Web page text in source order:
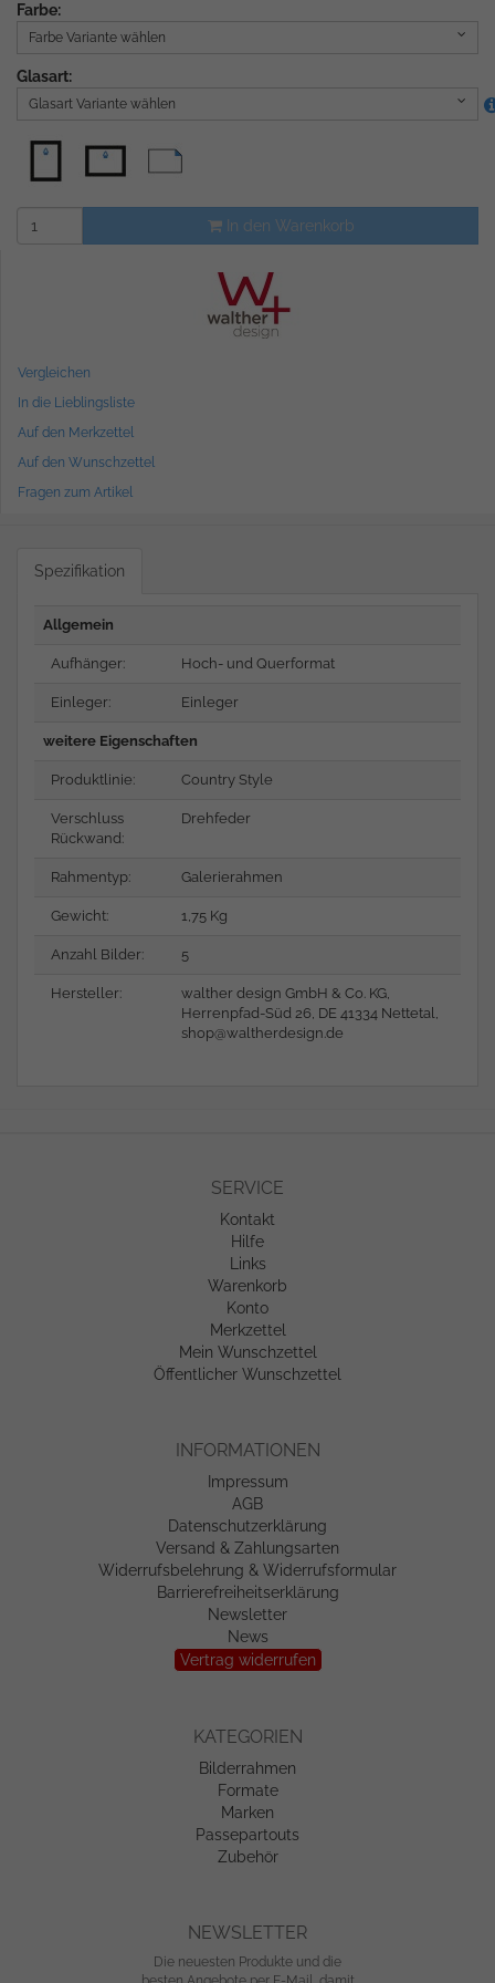
Farbe:
Farbe Variante wählen
Glasart:
Glasart Variante wählen
In den Warenkorb
Vergleichen
In die Lieblingsliste
Auf den Merkzettel
Auf den Wunschzettel
Fragen zum Artikel
Spezifikation
Allgemein
Aufhänger: Hoch- und Querformat
Einleger: Einleger
weitere Eigenschaften
Produktlinie: Country Style
Verschluss
Rückwand:
Drehfeder
Rahmentyp: Galerierahmen
Gewicht: 1,75 Kg
Anzahl Bilder: 5
Hersteller:
walther design GmbH & Co. KG,
Herrenpfad-Süd 26, DE 41334 Nettetal,
shop@waltherdesign.de
SERVICE
Kontakt
Hilfe
Links
Warenkorb
Konto
Merkzettel
Mein Wunschzettel
Öffentlicher Wunschzettel
INFORMATIONEN
Impressum
AGB
Datenschutzerklärung
Versand & Zahlungsarten
Widerrufsbelehrung & Widerrufsformular
Barrierefreiheitserklärung
Newsletter
News
Vertrag widerrufen
KATEGORIEN
Bilderrahmen
Formate
Marken
Passepartouts
Zubehör
NEWSLETTER
Die neuesten Produkte und die